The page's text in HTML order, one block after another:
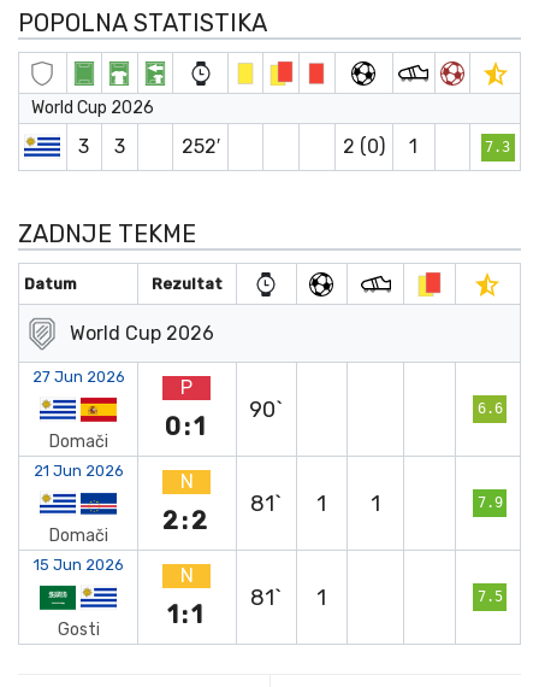
POPOLNA STATISTIKA
World Cup 2026
3 3 252′ 2 (0) 1 7.3
ZADNJE TEKME
Datum Rezultat
World Cup 2026
27 Jun 2026
Domači
P
0:1
90` 6.6
21 Jun 2026
Domači
N
2:2
81` 1 1 7.9
15 Jun 2026
Gosti
N
1:1
81` 1 7.5